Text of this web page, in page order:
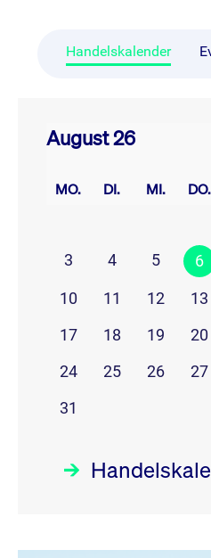
Handelskalender
August 26
MO. DI. MI. DO.
3
4 5 6
10 11 12 13
17
18 19 20
24
25 26 27
31